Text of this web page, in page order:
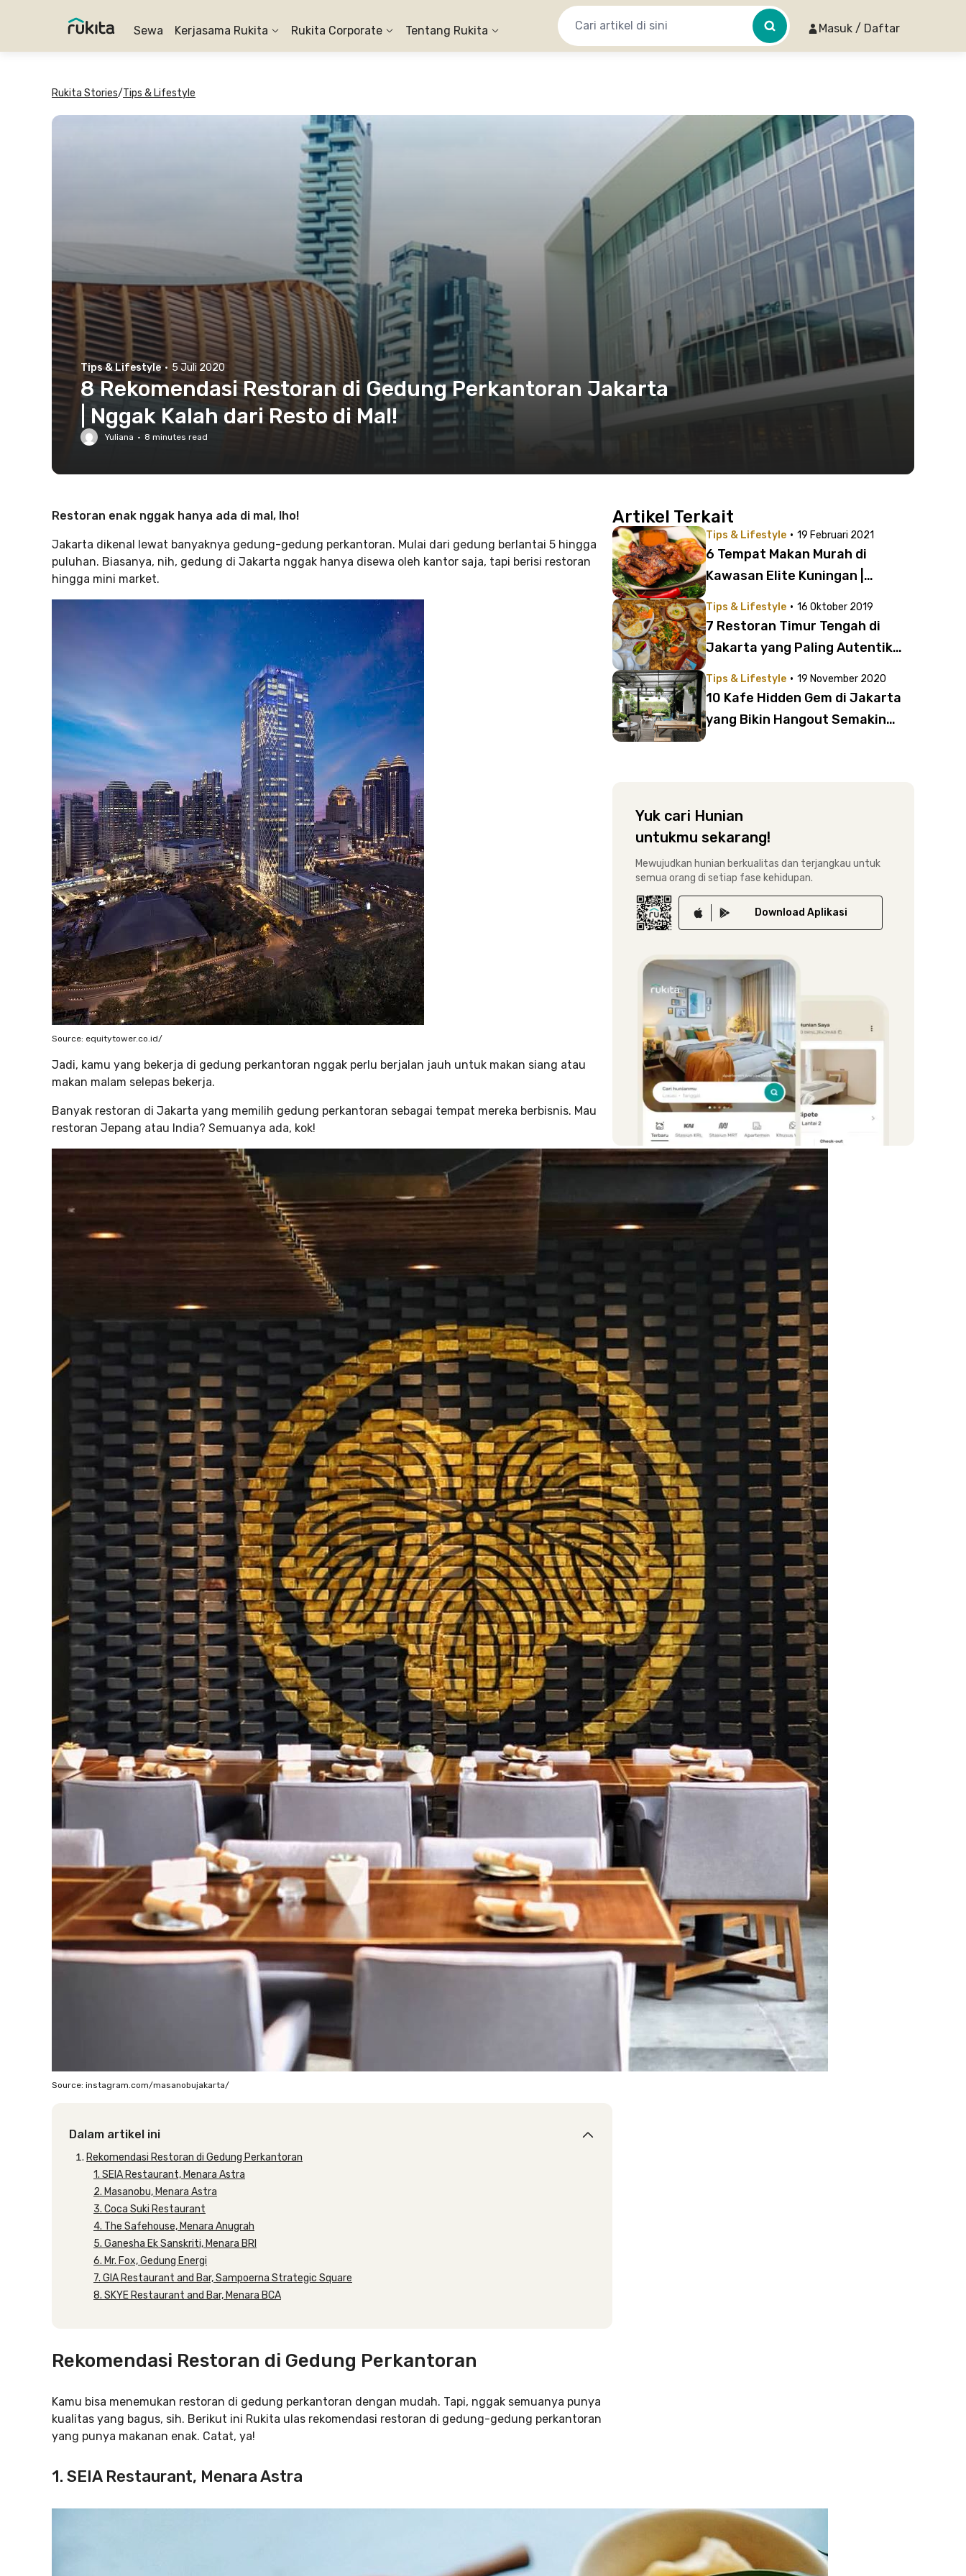
Sewa Kerjasama Rukita Rukita Corporate Tentang Rukita Masuk / Daftar
Rukita Stories/Tips & Lifestyle
Tips & Lifestyle · 5 Juli 2020
8 Rekomendasi Restoran di Gedung Perkantoran Jakarta
| Nggak Kalah dari Resto di Mal!
Yuliana · 8 minutes read
Restoran enak nggak hanya ada di mal, lho!
Jakarta dikenal lewat banyaknya gedung-gedung perkantoran. Mulai dari gedung berlantai 5 hingga
puluhan. Biasanya, nih, gedung di Jakarta nggak hanya disewa oleh kantor saja, tapi berisi restoran
hingga mini market.
Source: equitytower.co.id/
Jadi, kamu yang bekerja di gedung perkantoran nggak perlu berjalan jauh untuk makan siang atau
makan malam selepas bekerja.
Banyak restoran di Jakarta yang memilih gedung perkantoran sebagai tempat mereka berbisnis. Mau
restoran Jepang atau India? Semuanya ada, kok!
Source: instagram.com/masanobujakarta/
Dalam artikel ini
Rekomendasi Restoran di Gedung Perkantoran
1. SEIA Restaurant, Menara Astra
2. Masanobu, Menara Astra
3. Coca Suki Restaurant
4. The Safehouse, Menara Anugrah
5. Ganesha Ek Sanskriti, Menara BRI
6. Mr. Fox, Gedung Energi
7. GIA Restaurant and Bar, Sampoerna Strategic Square
8. SKYE Restaurant and Bar, Menara BCA
Rekomendasi Restoran di Gedung Perkantoran
Kamu bisa menemukan restoran di gedung perkantoran dengan mudah. Tapi, nggak semuanya punya
kualitas yang bagus, sih. Berikut ini Rukita ulas rekomendasi restoran di gedung-gedung perkantoran
yang punya makanan enak. Catat, ya!
1. SEIA Restaurant, Menara Astra
Artikel Terkait
Tips & Lifestyle · 19 Februari 2021
6 Tempat Makan Murah di
Kawasan Elite Kuningan |
Bulan
Tips & Lifestyle · 16 Oktober 2019
7 Restoran Timur Tengah di
Jakarta yang Paling Autentik
Tips & Lifestyle · 19 November 2020
10 Kafe Hidden Gem di Jakarta
yang Bikin Hangout Semakin
Yuk cari Hunian
untukmu sekarang!
Mewujudkan hunian berkualitas dan terjangkau untuk
semua orang di setiap fase kehidupan.
Download Aplikasi